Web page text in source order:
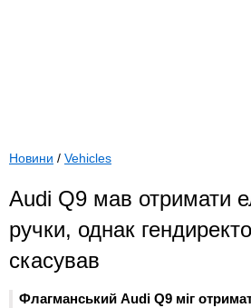
Новини / Vehicles
Audi Q9 мав отримати
ручки, однак
скасував
Флагманський Audi Q9 міг